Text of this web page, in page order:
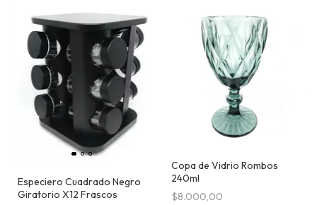
Especiero Cuadrado Negro
Giratorio X12 Frascos
Copa de Vidrio Rombos
240ml
$8.000,00